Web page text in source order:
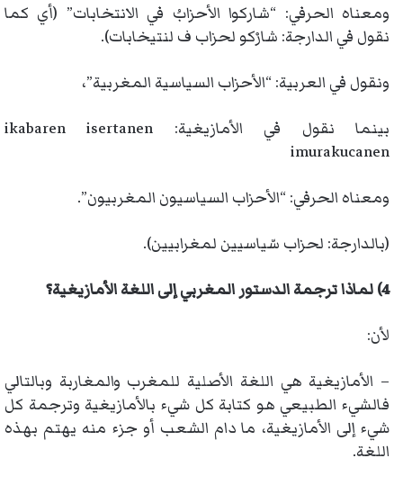
ومعناه الحرفي: “شاركوا الأحزابُ في الانتخابات” (أي كما
نقول في الدارجة: شارْكو لحزاب ف لنتيخابات).
ونقول في العربية: “الأحزاب السياسية المغربية”،
بينما نقول في الأمازيغية: ikabaren isertanen
imurakucanen
ومعناه الحرفي: “الأحزاب السياسيون المغربيون”.
(بالدارجة: لحزاب سّياسيين لمغرابيين).
4) لماذا ترجمة الدستور المغربي إلى اللغة الأمازيغية؟
لأن:
– الأمازيغية هي اللغة الأصلية للمغرب والمغاربة وبالتالي
فالشيء الطبيعي هو كتابة كل شيء بالأمازيغية وترجمة كل
شيء إلى الأمازيغية، ما دام الشعب أو جزء منه يهتم بهذه
اللغة.